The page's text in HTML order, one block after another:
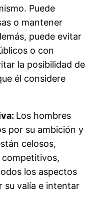
Puede
o mantener
puede evitar
o con
la posibilidad de
él considere
Los hombres
por su ambición y
celosos,
competitivos,
los aspectos
su valía e intentar